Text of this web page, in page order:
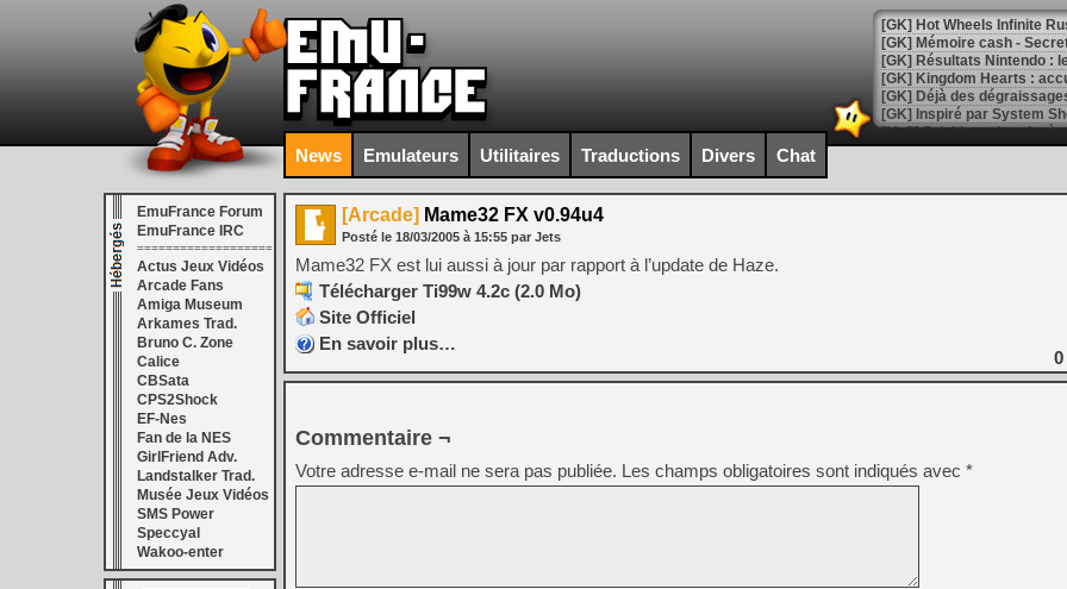
[GK] Hot Wheels Infinite
[GK] Mémoire cash -
[GK] Résultats Nintendo :
[GK] Déjà des
[Mo5] Brickboy cherche à
[GK] Minecraft et ses «
[GK] Beast of
[GK] Ubisoft : fin de partie
[GK] Mémoire cash -
[GK] Dan Houser (GTA)
[GK] Comment EA Sports
[GK] Crimson Moon : un
[GK] Isle of Reveries : le
[GK] Moonlighter 2 : The
[GK] Capcom relance
[Mo5] Deux inédits du
[GK] Le beat'em up The
[GK] Endless Legend 2 :
[LS] [PS5] Le WebKit
News Emulateurs Utilitaires Traductions Divers Chat
EmuFrance Forum
EmuFrance IRC
===================
Actus Jeux Vidéos
Arcade Fans
Amiga Museum
Arkames Trad.
Bruno C. Zone
Calice
CBSata
CPS2Shock
EF-Nes
Fan de la NES
GirlFriend Adv.
Landstalker Trad.
Musée Jeux Vidéos
SMS Power
Speccyal
Wakoo-enter
[Arcade] Mame32 FX v0.94u4
Posté le 18/03/2005 à 15:55 par Jets
Mame32 FX est lui aussi à jour par rapport à l’update de Haze.
Télécharger Ti99w 4.2c (2.0 Mo)
Site Officiel
En savoir plus…
0
Commentaire ¬
Votre adresse e-mail ne sera pas publiée. Les champs obligatoires sont indiqués avec *